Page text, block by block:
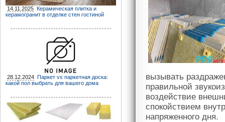
14.11.2025 Керамическая плитка и
керамогранит в отделке стен гостиной
28.12.2024 Паркет vs паркетная доска:
какой пол выбрать для вашего дома
вызывать
правильной
воздействие
спокойствием
напряженного дня.